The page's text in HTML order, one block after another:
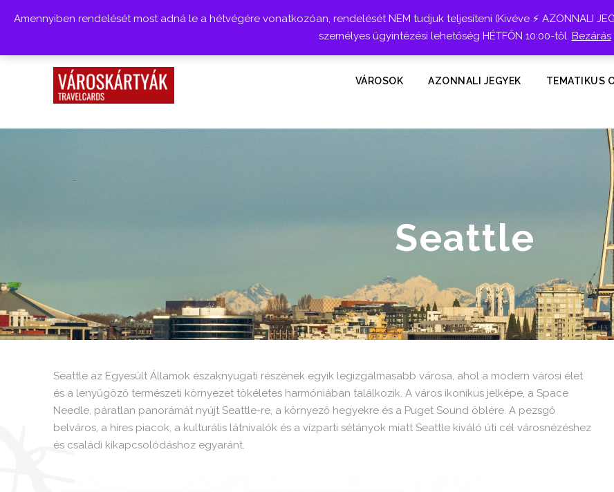
VÁROSOK AZONNALI JEGYEK TEMATIKUS
Seattle
Seattle az Egyesült Államok északnyugati részének egyik legizgalmasabb városa, ahol a modern városi élet
és a lenyűgöző természeti környezet tökéletes harmóniában találkozik. A város ikonikus jelképe, a Space
Needle, páratlan panorámát nyújt Seattle-re, a környező hegyekre és a Puget Sound öblére. A pezsgő
belváros, a híres piacok, a kulturális látnivalók és a vízparti sétányok miatt Seattle kiváló úti cél városnézéshez
és családi kikapcsolódáshoz egyaránt.
Amennyiben rendelését most adná le a hétvégére vonatkozóan, rendelését NEM tudjuk teljesíteni (Kivéve ⚡ AZONNALI
személyes ügyintézési lehetőség HÉTFŐN 10:00-től. Bezárás